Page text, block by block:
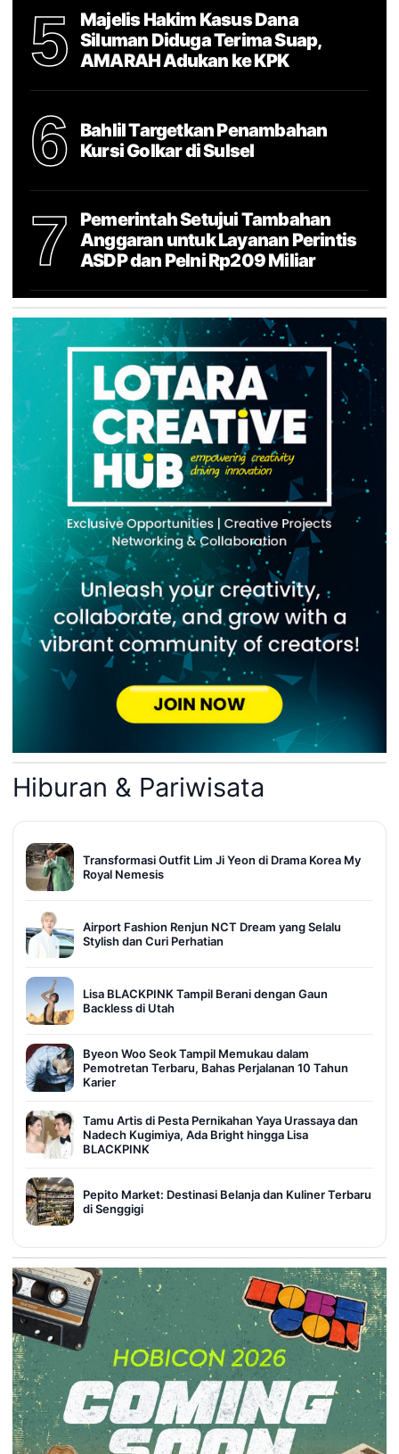
5
Majelis Hakim Kasus Dana
Siluman Diduga Terima Suap,
AMARAH Adukan ke KPK
6
Bahlil Targetkan Penambahan
Kursi Golkar di Sulsel
7
Pemerintah Setujui Tambahan
Anggaran untuk Layanan Perintis
ASDP dan Pelni Rp209 Miliar
Hiburan & Pariwisata
Transformasi Outfit Lim Ji Yeon di Drama Korea My
Royal Nemesis
Airport Fashion Renjun NCT Dream yang Selalu
Stylish dan Curi Perhatian
Lisa BLACKPINK Tampil Berani dengan Gaun
Backless di Utah
Byeon Woo Seok Tampil Memukau dalam
Pemotretan Terbaru, Bahas Perjalanan 10 Tahun
Karier
Tamu Artis di Pesta Pernikahan Yaya Urassaya dan
Nadech Kugimiya, Ada Bright hingga Lisa
BLACKPINK
Pepito Market: Destinasi Belanja dan Kuliner Terbaru
di Senggigi